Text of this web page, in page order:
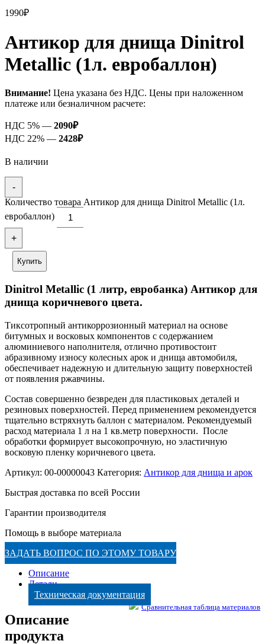
1990₽
Антикор для днища Dinitrol
Metallic (1л. евробаллон)
Внимание! Цена указана без НДС. Цены при наложенном
платеже или безналичном расчете:
НДС 5% — 2090₽
НДС 22% — 2428₽
В наличии
-
Количество товара Антикор для днища Dinitrol Metallic (1л.
евробаллон)
+
Купить
Dinitrol Metallic (1 литр, евробанка) Антикор для
днища коричневого цвета.
Тиксотропный антикоррозионный материал на основе
битумных и восковых компонентов с содержанием
алюминиевого наполнителя, отлично противостоит
абразивному износу колесных арок и днища автомобиля,
обеспечивает надежную и длительную защиту поверхностей
от появления ржавчины.
Состав совершенно безвреден для пластиковых деталей и
резиновых поверхностей. Перед применением рекомендуется
тщательно встряхнуть баллон с материалом. Рекомендуемый
расход материала 1 л на 1 кв.метр поверхности. После
обработки формирует высокопрочную, но эластичную
восковую пленку коричневого цвета.
Артикул: 00-00000043 Категория: Антикор для днища и арок
Быстрая доставка по всей России
Гарантии производителя
Помощь в выборе материала
ЗАДАТЬ ВОПРОС ПО ЭТОМУ ТОВАРУ
Описание
Детали
Техническая документация
Сравнительная таблица материалов
Описание
продукта